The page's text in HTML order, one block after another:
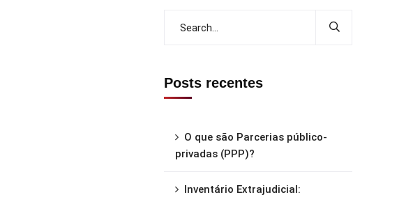
Posts recentes
O que são Parcerias público-
privadas (PPP)?
Inventário Extrajudicial: